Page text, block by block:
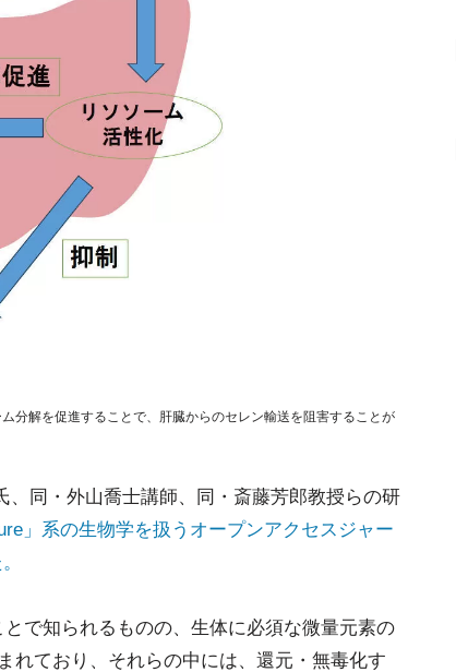
分解を促進することで、肝臓からのセレン輸送を阻害することが
同・外山喬士講師、同・斎藤芳郎教授らの研
」系の生物学を扱うオープンアクセスジャー
で知られるものの、生体に必須な微量元素の
れており、それらの中には、還元・無毒化す